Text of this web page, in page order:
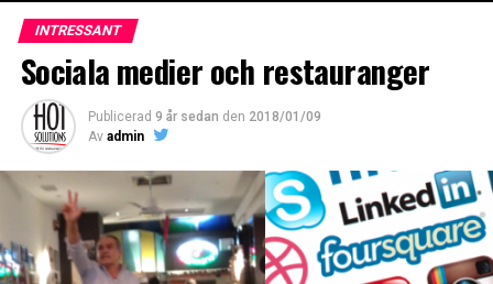
INTRESSANT
Sociala medier och restauranger
Publicerad 9 år sedan den 2018/01/09
Av admin